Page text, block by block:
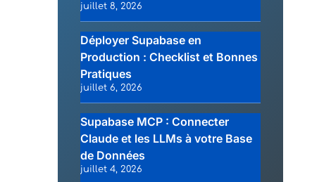
juillet 8, 2026
Déployer Supabase en
Production : Checklist et Bonnes
Pratiques
juillet 6, 2026
Supabase MCP : Connecter
Claude et les LLMs à votre Base
de Données
juillet 4, 2026